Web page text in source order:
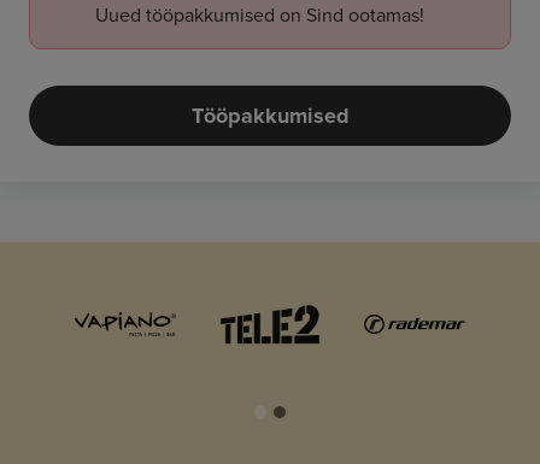
Uued tööpakkumised on Sind ootamas!
Tööpakkumised